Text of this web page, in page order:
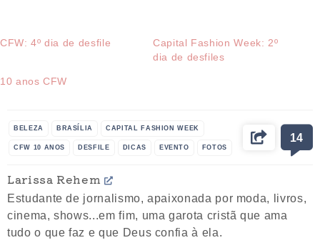
CFW: 4º dia de desfile
Capital Fashion Week: 2º
dia de desfiles
10 anos CFW
BELEZA BRASÍLIA CAPITAL FASHION WEEK
CFW 10 ANOS DESFILE DICAS EVENTO FOTOS
14
Larissa Rehem
Estudante de jornalismo, apaixonada por moda, livros,
cinema, shows...em fim, uma garota cristã que ama
tudo o que faz e que Deus confia à ela.